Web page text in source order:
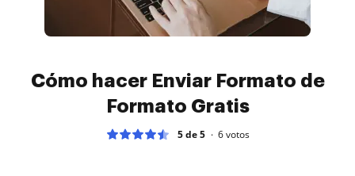
Cómo hacer Enviar Formato de
Formato Gratis
5 de 5 6votos